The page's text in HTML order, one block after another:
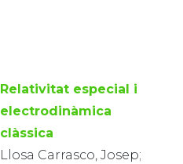
Relativitat especial i
electrodinàmica
clàssica
Llosa Carrasco, Josep;